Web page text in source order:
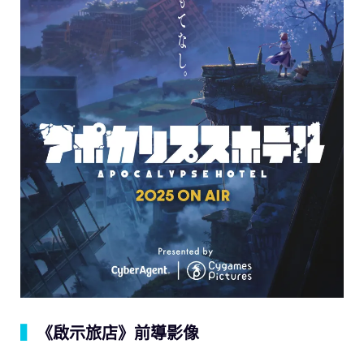
《啟示旅店》前導影像